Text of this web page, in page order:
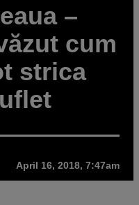
–
cum
strica
April 16, 2018, 7:47am